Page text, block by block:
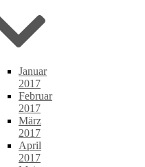
Januar
2017
Februar
2017
März
2017
April
2017